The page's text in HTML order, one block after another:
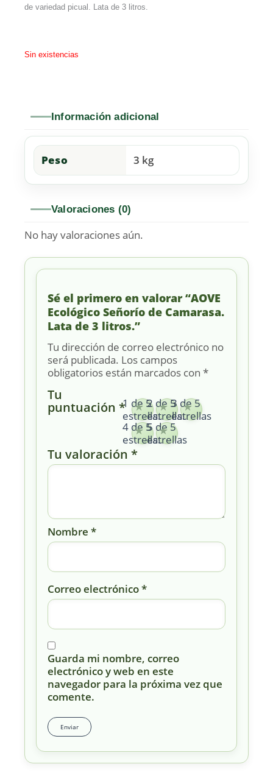
de variedad picual. Lata de 3 litros.
Sin existencias
Información adicional
Peso 3 kg
Valoraciones (0)
No hay valoraciones aún.
Sé el primero en valorar “AOVE
Ecológico Señorío de Camarasa.
Lata de 3 litros.”
Tu dirección de correo electrónico no
será publicada. Los campos
obligatorios están marcados con *
Tu
puntuación *1 de 5
estrellas
2 de 5
estrellas
3 de 5
estrellas
4 de 5
estrellas
5 de 5
estrellas
Tu valoración *
Nombre *
Correo electrónico*
Guarda mi nombre, correo
electrónico y web en este
navegador para la próxima vez que
comente.